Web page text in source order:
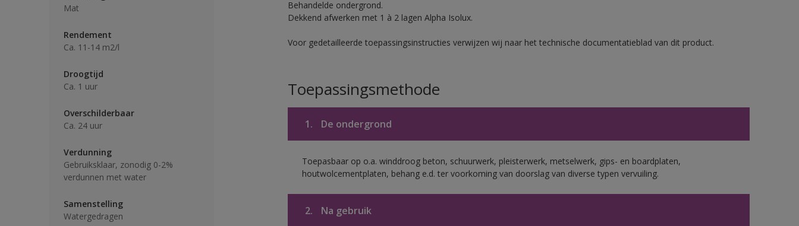
Mat
Rendement
Ca. 11-14 m2/l
Droogtijd
Ca. 1 uur
Overschilderbaar
Ca. 24 uur
Verdunning
Gebruiksklaar, zonodig 0-2%
verdunnen met water
Samenstelling
Watergedragen
Behandelde ondergrond.
Dekkend afwerken met 1 à 2 lagen Alpha Isolux.
Voor gedetailleerde toepassingsinstructies verwijzen wij naar het technische documentatieblad van dit product.
Toepassingsmethode
1. De ondergrond
Toepasbaar op o.a. winddroog beton, schuurwerk, pleisterwerk, metselwerk, gips- en boardplaten,
houtwolcementplaten, behang e.d. ter voorkoming van doorslag van diverse typen vervuiling.
2. Na gebruik